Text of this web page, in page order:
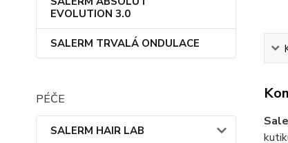
EVOLUTION 3.0
SALERM TRVALÁ ONDULACE
PÉČE
SALERM HAIR LAB